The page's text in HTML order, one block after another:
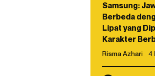
Samsung:
Berbeda
Lipat yang
Karakter
Risma Azhari 4